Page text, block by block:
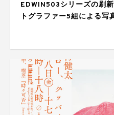
EDWIN503シリーズの刷
トグラファー5組による写